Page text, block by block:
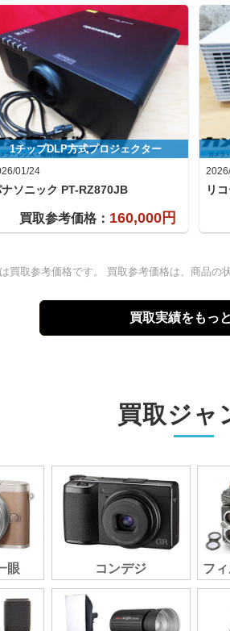
1チップDLP方式プロジェクター
01/24
ソニック PT-RZ870JB
買取参考価格： 160,000円
リ
買取参考価格です。 買取参考価格は、商品の
買取実績をもっ
買取ジャ
眼 コンデジ フ